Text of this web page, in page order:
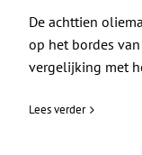
De achttien
op het bordes
vergelijking met
Lees verder